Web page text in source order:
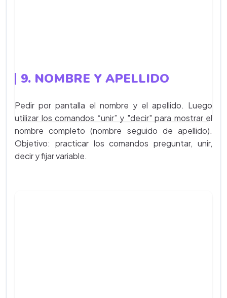
9. NOMBRE Y APELLIDO
Pedir por pantalla el nombre y el apellido. Luego
utilizar los comandos “unir” y "decir" para mostrar el
nombre completo (nombre seguido de apellido).
Objetivo: practicar los comandos preguntar, unir,
decir y fijar variable.